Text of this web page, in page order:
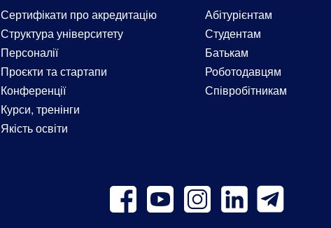
Сертифікати про акредитацію
Структура університету
Персоналії
Проєкти та стартапи
Конференції
Курси, тренінги
Якість освіти
Абітурієнтам
Студентам
Батькам
Роботодавцям
Співробітникам